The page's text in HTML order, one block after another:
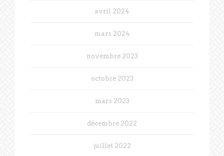
avril 2024
mars 2024
novembre 2023
octobre 2023
mars 2023
décembre 2022
juillet 2022